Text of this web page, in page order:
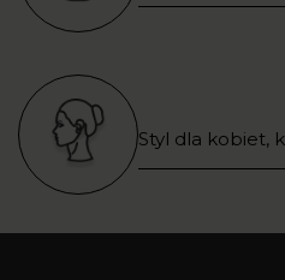
Styl dla kobiet,